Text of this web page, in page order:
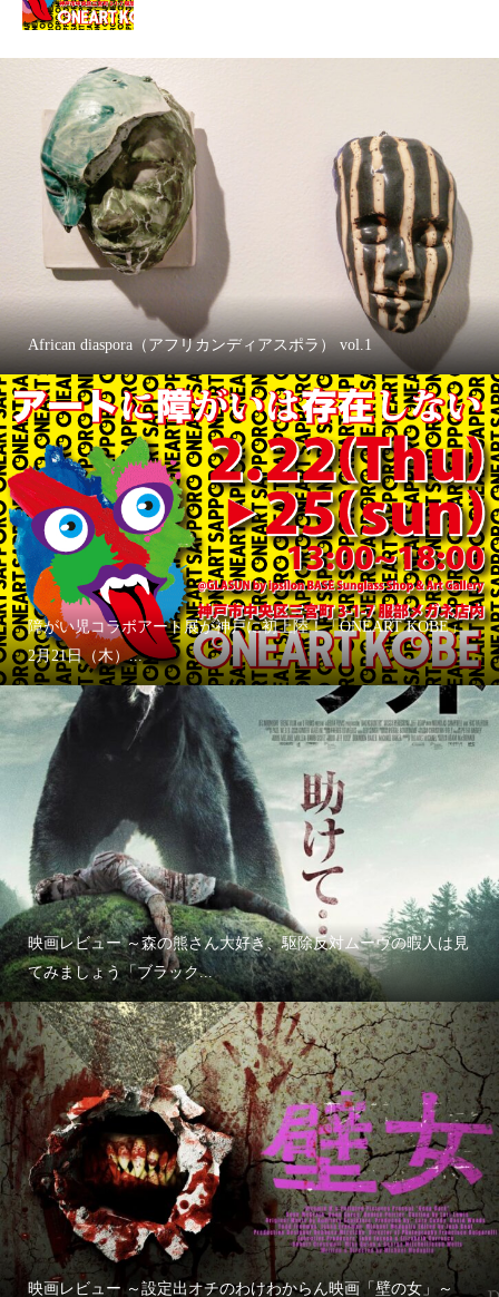
African diaspora（アフリカンディアスポラ） vol.1
障がい児コラボアート展が神戸に初上陸！「ONEART KOBE」
2月21日（木）...
映画レビュー ～森の熊さん大好き、駆除反対ムーヴの暇人は見
てみましょう「ブラック...
映画レビュー ～設定出オチのわけわからん映画「壁の女」～